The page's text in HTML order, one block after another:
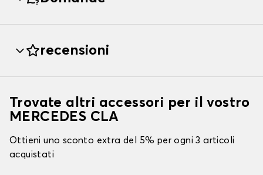
recensioni
Trovate altri accessori per il vostro
MERCEDES CLA
Ottieni uno sconto extra del 5% per ogni 3 articoli
acquistati